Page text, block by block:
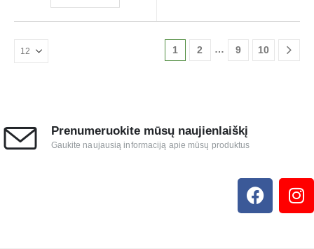
1 2 … 9 10
Prenumeruokite mūsų naujienlaiškį
Gaukite naujausią informaciją apie mūsų produktus